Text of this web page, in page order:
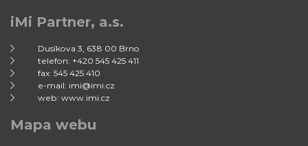
iMi Partner, a.s.
Dusíkova 3, 638 00 Brno
telefon: +420 545 425 411
fax: 545 425 410
e-mail: imi@imi.cz
web: www.imi.cz
Mapa webu